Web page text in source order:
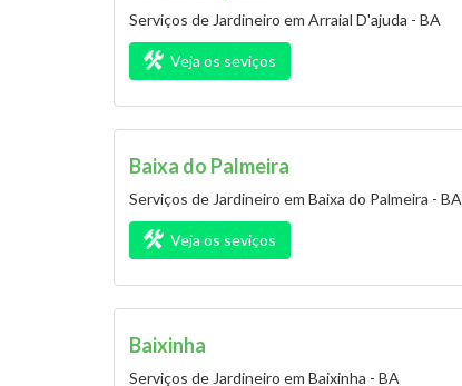
Serviços de Jardineiro em Arraial D'ajuda - BA
Veja os seviços
Baixa do Palmeira
Serviços de Jardineiro em Baixa do Palmeira - BA
Veja os seviços
Baixinha
Serviços de Jardineiro em Baixinha - BA